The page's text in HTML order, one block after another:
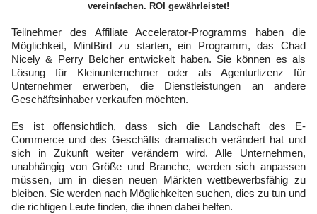
vereinfachen. ROI gewährleistet!
Teilnehmer des Affiliate Accelerator-Programms haben die
Möglichkeit, MintBird zu starten, ein Programm, das Chad
Nicely & Perry Belcher entwickelt haben. Sie können es als
Lösung für Kleinunternehmer oder als Agenturlizenz für
Unternehmer erwerben, die Dienstleistungen an andere
Geschäftsinhaber verkaufen möchten.
Es ist offensichtlich, dass sich die Landschaft des E-
Commerce und des Geschäfts dramatisch verändert hat und
sich in Zukunft weiter verändern wird. Alle Unternehmen,
unabhängig von Größe und Branche, werden sich anpassen
müssen, um in diesen neuen Märkten wettbewerbsfähig zu
bleiben. Sie werden nach Möglichkeiten suchen, dies zu tun und
die richtigen Leute finden, die ihnen dabei helfen.